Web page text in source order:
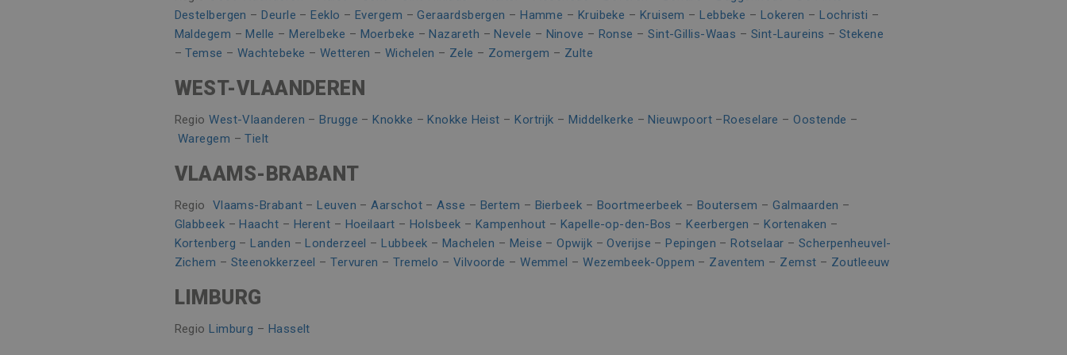
Destelbergen –Deurle –Eeklo – Evergem –Geraardsbergen –Hamme – Kruibeke – Kruisem –Lebbeke – Lokeren –Lochristi –
Maldegem –Melle –Merelbeke – Moerbeke –Nazareth –Nevele – Ninove – Ronse –Sint-Gillis-Waas – Sint-Laureins – Stekene
–Temse –Wachtebeke – Wetteren – Wichelen – Zele – Zomergem – Zulte
WEST-VLAANDEREN
RegioWest-Vlaanderen –Brugge –Knokke –Knokke Heist –Kortrijk –Middelkerke –Nieuwpoort–Roeselare –Oostende –
Waregem –Tielt
VLAAMS-BRABANT
Regio Vlaams-Brabant–Leuven –Aarschot –Asse – Bertem – Bierbeek – Boortmeerbeek – Boutersem –Galmaarden –
Glabbeek –Haacht – Herent – Hoeilaart –Holsbeek – Kampenhout – Kapelle-op-den-Bos –Keerbergen –Kortenaken –
Kortenberg –Landen –Londerzeel –Lubbeek – Machelen – Meise –Opwijk –Overijse –Pepingen –Rotselaar – Scherpenheuvel-
Zichem – Steenokkerzeel –Tervuren –Tremelo – Vilvoorde –Wemmel –Wezembeek-Oppem – Zaventem – Zemst – Zoutleeuw
LIMBURG
RegioLimburg – Hasselt
ANONCHK
Microsoft
Corporation
10 minuten
Deze cookie verzamelt informatie over hoe de eindgebruiker de website gebruikt en
over eventuele advertenties die de eindgebruiker mogelijk heeft gezien voordat hij de
genoemde website bezocht.
_fbp
Meta Platform Inc.
.vincoengineering.be
3 maanden
Gebruikt door Facebook om een reeks advertentieproducten te leveren, zoals
realtime bieden van externe adverteerders
SRM_B
Microsoft
Corporation